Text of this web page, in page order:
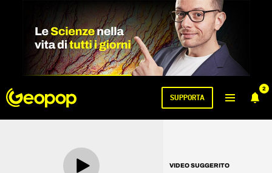
2
SUPPORTA
VIDEO SUGGERITO